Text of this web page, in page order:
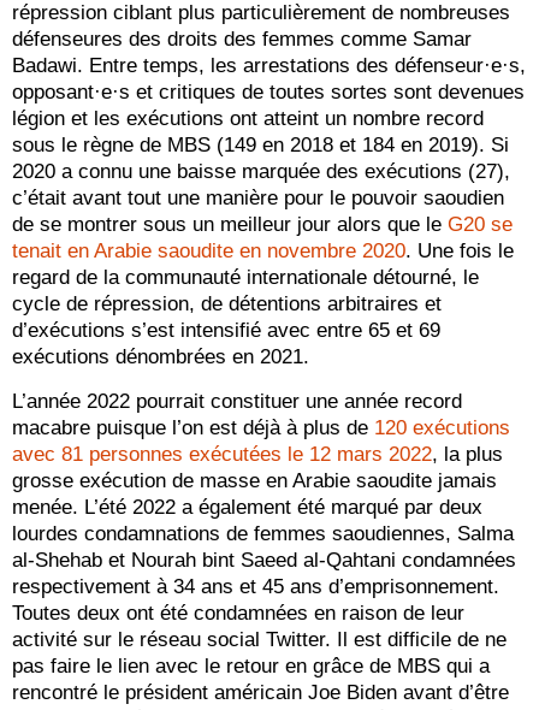
répression ciblant plus particulièrement de nombreuses
défenseures des droits des femmes comme Samar
Badawi. Entre temps, les arrestations des défenseur·e·s,
opposant·e·s et critiques de toutes sortes sont devenues
légion et les exécutions ont atteint un nombre record
sous le règne de MBS (149 en 2018 et 184 en 2019). Si
2020 a connu une baisse marquée des exécutions (27),
c’était avant tout une manière pour le pouvoir saoudien
de se montrer sous un meilleur jour alors que le G20 se
tenait en Arabie saoudite en novembre 2020. Une fois le
regard de la communauté internationale détourné, le
cycle de répression, de détentions arbitraires et
d’exécutions s’est intensifié avec entre 65 et 69
exécutions dénombrées en 2021.
L’année 2022 pourrait constituer une année record
macabre puisque l’on est déjà à plus de 120 exécutions
avec 81 personnes exécutées le 12 mars 2022, la plus
grosse exécution de masse en Arabie saoudite jamais
menée. L’été 2022 a également été marqué par deux
lourdes condamnations de femmes saoudiennes, Salma
al-Shehab et Nourah bint Saeed al-Qahtani condamnées
respectivement à 34 ans et 45 ans d’emprisonnement.
Toutes deux ont été condamnées en raison de leur
activité sur le réseau social Twitter. Il est difficile de ne
pas faire le lien avec le retour en grâce de MBS qui a
rencontré le président américain Joe Biden avant d’être